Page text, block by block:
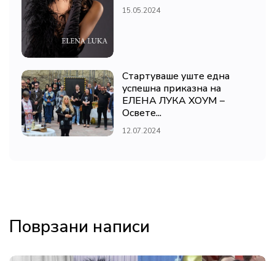
15.05.2024
Стартуваше уште една
успешна приказна на
ЕЛЕНА ЛУКА ХОУМ –
Освете...
12.07.2024
Поврзани написи